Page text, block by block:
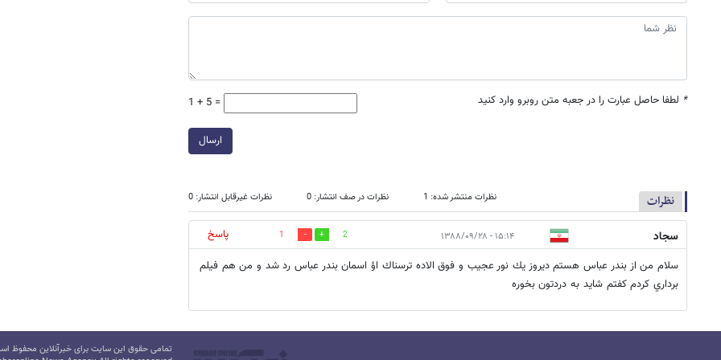
* لطفا حاصل عبارت را در جعبه متن روبرو وارد کنید 1 + 5 =
ارسال
نظرات نظرات منتشر شده: 1 نظرات در صف انتشار: 0 نظرات غیرقابل انتشار: 0
سجاد ۱۵:۱۴ - ۱۳۸۸/۰۹/۲۸ 2
1
پاسخ
سلام من از بندر عباس هستم ديروز يك نور عجيب و فوق الاده ترسناك اؤ اسمان بندر عباس رد شد و من هم فيلم
برداري كردم كفتم شايد به دردتون بخوره
تمامی حقوق این سایت برای خبرآنلاین محفوظ